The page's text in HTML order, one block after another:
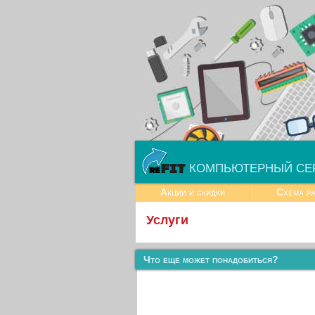
КОМПЬЮТЕРНЫЙ
Акции и скидки Схема
Услуги
Что еще может понадобиться?